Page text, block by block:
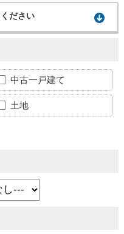
ださい
中古一戸建て
土地